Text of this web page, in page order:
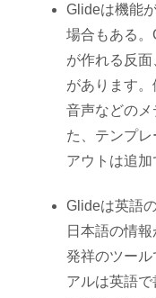
Glideは機能
場合もある
が作れる反
があります
音声などのメ
た、テンプ
アウトは追加
Glideは英語
日本語の情
発祥のツール
アルは英語